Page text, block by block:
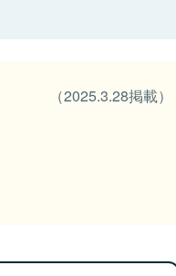
（2025.3.28掲載）